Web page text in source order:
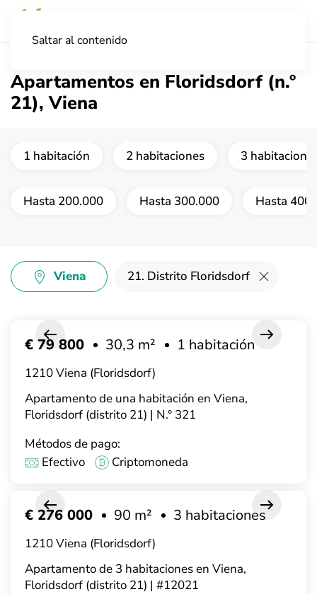
Saltar al contenido
Apartamentos en Floridsdorf (n.º
21), Viena
1 habitación 2 habitaciones 3
Hasta 200.000 Hasta 300.000 Hasta
Viena 21. Distrito Floridsdorf
Apartamento de una habitación en Viena,
Floridsdorf (distrito 21) | N.° 321
€ 79 800 30,3 m² 1 habitación
1210 Viena (Floridsdorf)
Métodos de pago:
Efectivo
Criptomoneda
Apartamento de 3 habitaciones en Viena,
Floridsdorf (distrito 21) | #12021
€ 276 000 90 m² 3 habitaciones
1210 Viena (Floridsdorf)